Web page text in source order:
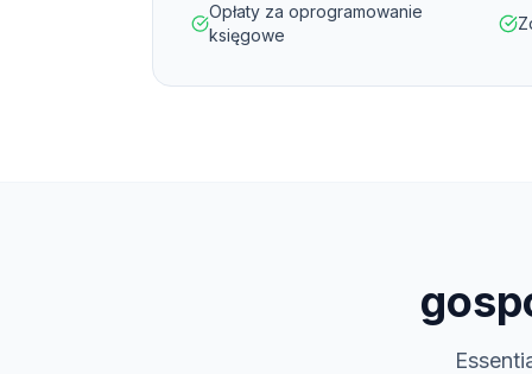
Opłaty za oprogramowanie
księgowe